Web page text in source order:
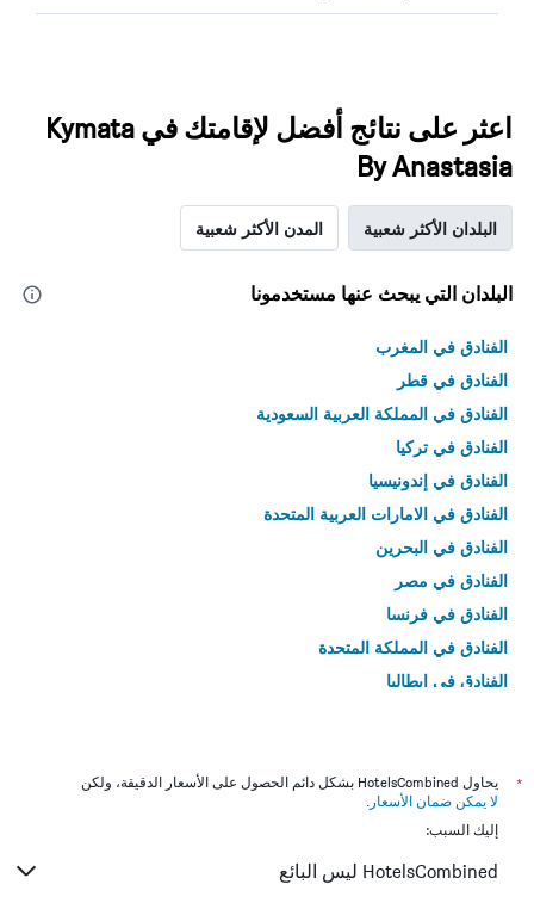
اعثر على نتائج أفضل لإقامتك في Kymata
By Anastasia
البلدان الأكثر شعبية المدن الأكثر شعبية
البلدان التي يبحث عنها مستخدمونا
الفنادق في المغرب
الفنادق في قطر
الفنادق في المملكة العربية السعودية
الفنادق في تركيا
الفنادق في إندونيسيا
الفنادق في الامارات العربية المتحدة
الفنادق في البحرين
الفنادق في مصر
الفنادق في فرنسا
الفنادق في المملكة المتحدة
الفنادق في إيطاليا
*
يحاول HotelsCombined بشكل دائم الحصول على الأسعار الدقيقة، ولكن
لا يمكن ضمان الأسعار .
إليك السبب:
HotelsCombined ليس البائع